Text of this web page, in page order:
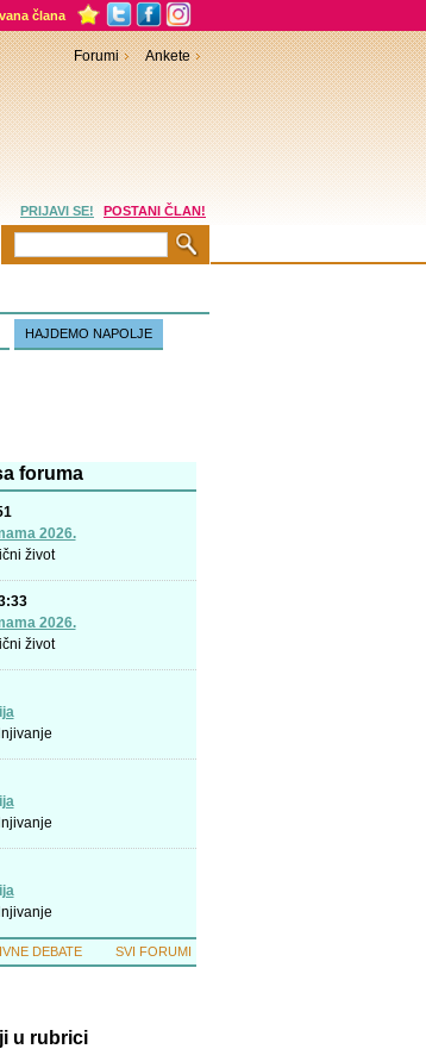
člana
HAJDEMO NAPOLJE
foruma
2026.
život
2026.
život
DEBATE SVI FORUMI
u rubrici
Forumi Ankete
PRIJAVI SE! POSTANI ČLAN!